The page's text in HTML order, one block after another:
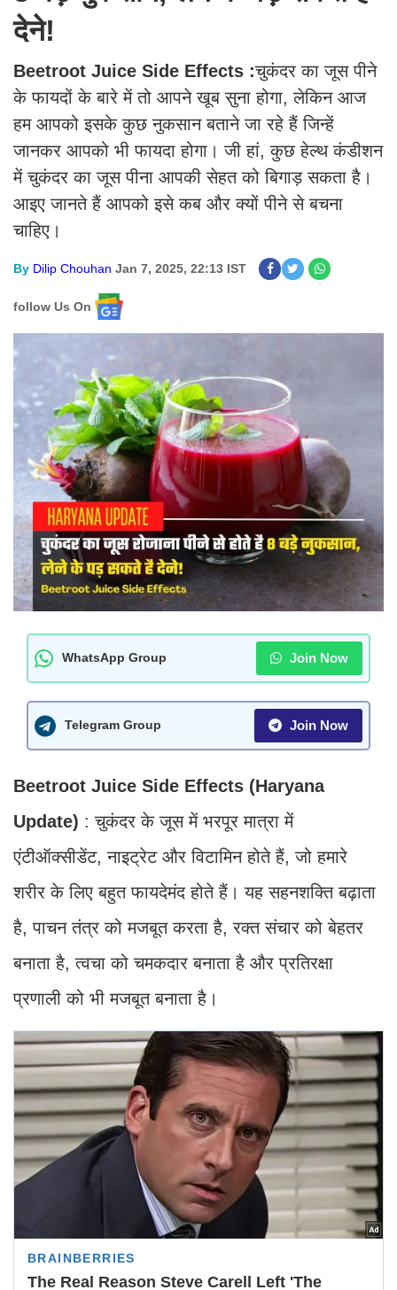
देने!
Beetroot Juice Side Effects :चुकंदर का जूस पीने
के फायदों के बारे में तो आपने खूब सुना होगा, लेकिन आज
हम आपको इसके कुछ नुकसान बताने जा रहे हैं जिन्हें
जानकर आपको भी फायदा होगा। जी हां, कुछ हेल्थ कंडीशन
में चुकंदर का जूस पीना आपकी सेहत को बिगाड़ सकता है।
आइए जानते हैं आपको इसे कब और क्यों पीने से बचना
चाहिए।
By Dilip Chouhan Jan 7, 2025, 22:13 IST
follow Us On
WhatsApp Group Join Now
Telegram Group Join Now
Beetroot Juice Side Effects (Haryana
Update) : चुकंदर के जूस में भरपूर मात्रा में
एंटीऑक्सीडेंट, नाइट्रेट और विटामिन होते हैं, जो हमारे
शरीर के लिए बहुत फायदेमंद होते हैं। यह सहनशक्ति बढ़ाता
है, पाचन तंत्र को मजबूत करता है, रक्त संचार को बेहतर
बनाता है, त्वचा को चमकदार बनाता है और प्रतिरक्षा
प्रणाली को भी मजबूत बनाता है।